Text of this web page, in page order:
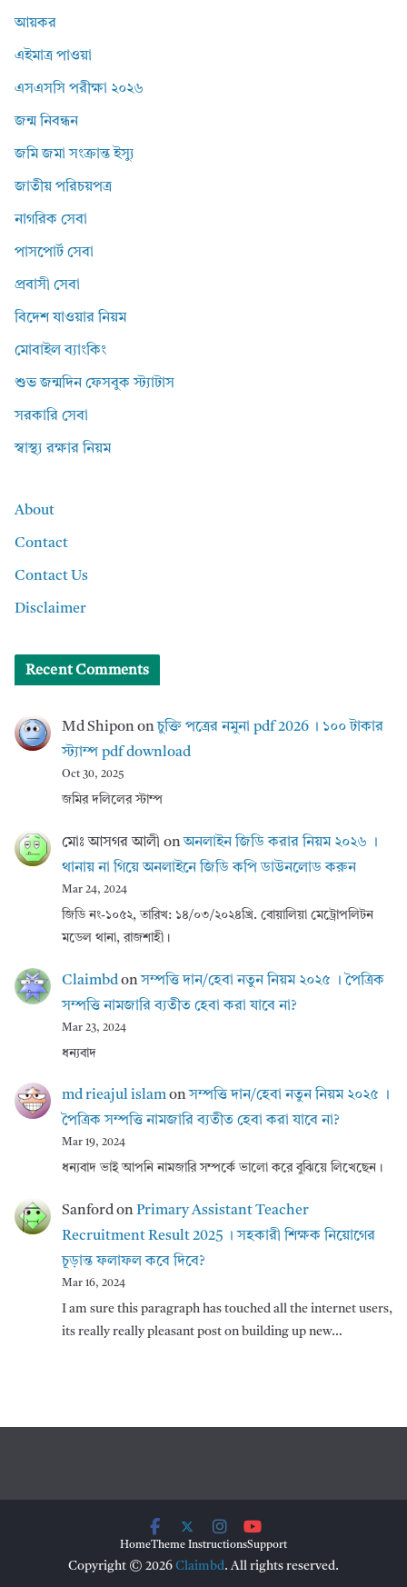
আয়কর
এইমাত্র পাওয়া
এসএসসি পরীক্ষা ২০২৬
জন্ম নিবন্ধন
জমি জমা সংক্রান্ত ইস্যু
জাতীয় পরিচয়পত্র
নাগরিক সেবা
পাসপোর্ট সেবা
প্রবাসী সেবা
বিদেশ যাওয়ার নিয়ম
মোবাইল ব্যাংকিং
শুভ জন্মদিন ফেসবুক স্ট্যাটাস
সরকারি সেবা
স্বাস্থ্য রক্ষার নিয়ম
About
Contact
Contact Us
Disclaimer
Recent Comments
Md Shipononচুক্তি পত্রের নমুনা pdf 2026 । ১০০ টাকার
স্ট্যাম্প pdf download
Oct 30, 2025
জমির দলিলের স্টাম্প
মোঃ আসগর আলী onঅনলাইন জিডি করার নিয়ম ২০২৬ ।
থানায় না গিয়ে অনলাইনে জিডি কপি ডাউনলোড করুন
Mar 24, 2024
জিডি নং-১০৫২, তারিখ: ১৪/০৩/২০২৪খ্রি. বোয়ালিয়া মেট্রোপলিটন
মডেল থানা, রাজশাহী।
Claimbdonসম্পত্তি দান/হেবা নতুন নিয়ম ২০২৫ । পৈত্রিক
সম্পত্তি নামজারি ব্যতীত হেবা করা যাবে না?
Mar 23, 2024
ধন্যবাদ
md rieajul islamonসম্পত্তি দান/হেবা নতুন নিয়ম ২০২৫ ।
পৈত্রিক সম্পত্তি নামজারি ব্যতীত হেবা করা যাবে না?
Mar 19, 2024
ধন্যবাদ ভাই আপনি নামজারি সম্পর্কে ভালো করে বুঝিয়ে লিখেছেন।
SanfordonPrimary Assistant Teacher
Recruitment Result 2025 । সহকারী শিক্ষক নিয়োগের
চূড়ান্ত ফলাফল কবে দিবে?
Mar 16, 2024
I am sure this paragraph has touched all the internet users,
its really really pleasant post on building up new…
HomeTheme InstructionsSupport
Copyright © 2026 Claimbd. All rights reserved.